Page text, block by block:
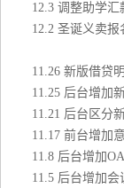
12.3 调整助学
12.2 圣诞义卖报
11.26 新版借贷
11.25 后台增加
11.21 后台区分
11.17 前台增加
11.8 后台增加
11.5 后台增加